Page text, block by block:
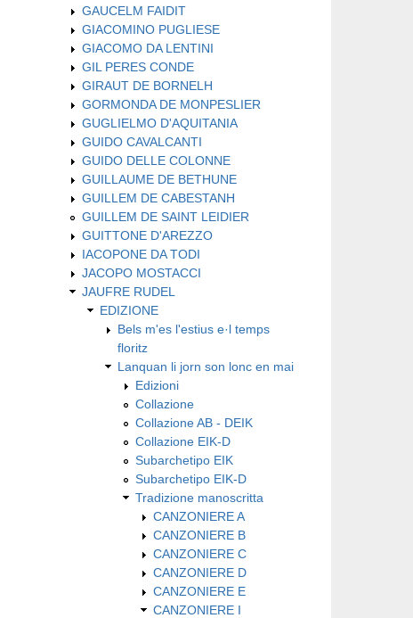
GAUCELM FAIDIT
GIACOMINO PUGLIESE
GIACOMO DA LENTINI
GIL PERES CONDE
GIRAUT DE BORNELH
GORMONDA DE MONPESLIER
GUGLIELMO D'AQUITANIA
GUIDO CAVALCANTI
GUIDO DELLE COLONNE
GUILLAUME DE BETHUNE
GUILLEM DE CABESTANH
GUILLEM DE SAINT LEIDIER
GUITTONE D'AREZZO
IACOPONE DA TODI
JACOPO MOSTACCI
JAUFRE RUDEL
EDIZIONE
Bels m'es l'estius e·l temps
floritz
Lanquan li jorn son lonc en mai
Edizioni
Collazione
Collazione AB - DEIK
Collazione EIK-D
Subarchetipo EIK
Subarchetipo EIK-D
Tradizione manoscritta
CANZONIERE A
CANZONIERE B
CANZONIERE C
CANZONIERE D
CANZONIERE E
CANZONIERE I